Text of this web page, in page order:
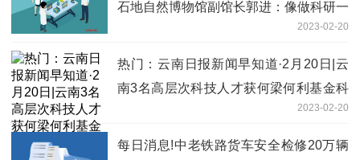
石地自然博物馆副馆长郭进：像做科研一
2023-02-20
热门：云南日报新闻早知道·2月20日|云
南3名高层次科技人才获何梁何利基金科
2023-02-20
每日消息!中老铁路货车安全检修20万辆